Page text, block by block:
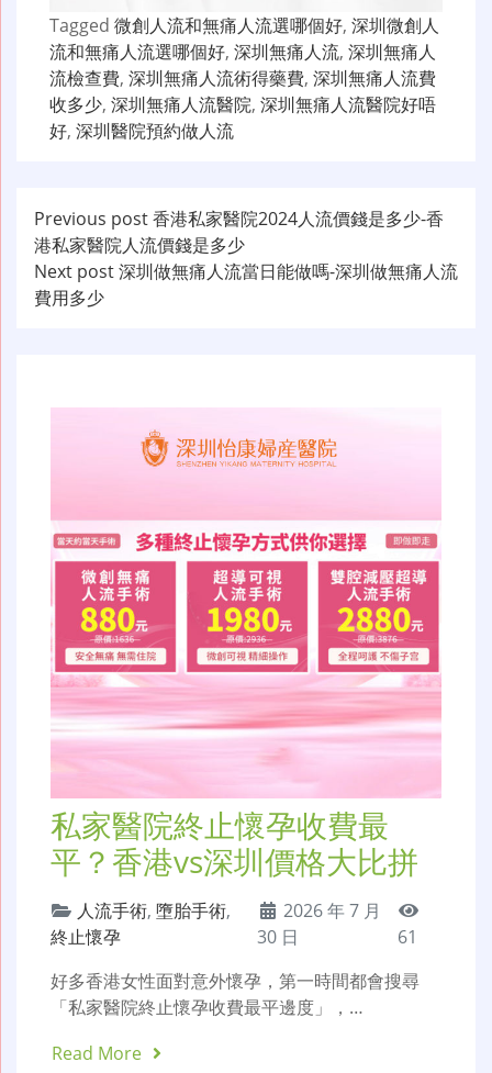
Tagged 微創人流和無痛人流選哪個好, 深圳微創人
流和無痛人流選哪個好, 深圳無痛人流, 深圳無痛人
流檢查費, 深圳無痛人流術得藥費, 深圳無痛人流費
收多少, 深圳無痛人流醫院, 深圳無痛人流醫院好唔
好, 深圳醫院預約做人流
文
章
导
Previous post香港私家醫院2024人流價錢是多少-香
港私家醫院人流價錢是多少
Next post深圳做無痛人流當日能做嗎-深圳做無痛人流
費用多少
私家醫院終止懷孕收費最
平？香港vs深圳價格大比拼
人流手術, 墮胎手術,
終止懷孕
2026 年 7 月
30 日
61
好多香港女性面對意外懷孕，第一時間都會搜尋
「私家醫院終止懷孕收費最平邊度」，…
Read More